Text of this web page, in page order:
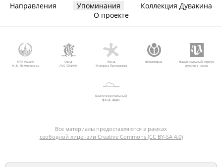
Направления Упоминания
Коллекция Дувакина
О проекте
МГУ имени
М.В. Ломоносова
Фонд
AVC Charity
Фонд
Михаила Прохорова
Викимедиа
Национальный корпус
русского языка
Благотворительный
фонд «Дар»
Все материалы предоставляются в рамках
свободной лицензии Creative Commons (CC BY-SA 4.0)